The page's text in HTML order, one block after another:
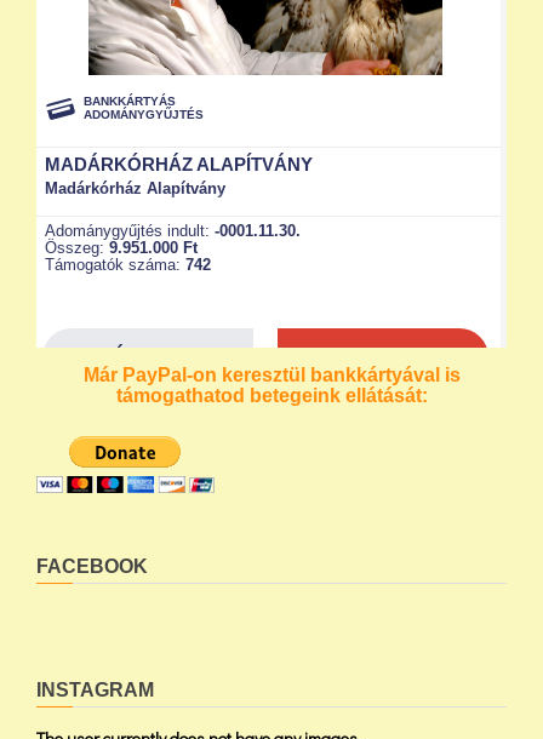
Már PayPal-on keresztül bankkártyával is
támogathatod betegeink ellátását:
FACEBOOK
INSTAGRAM